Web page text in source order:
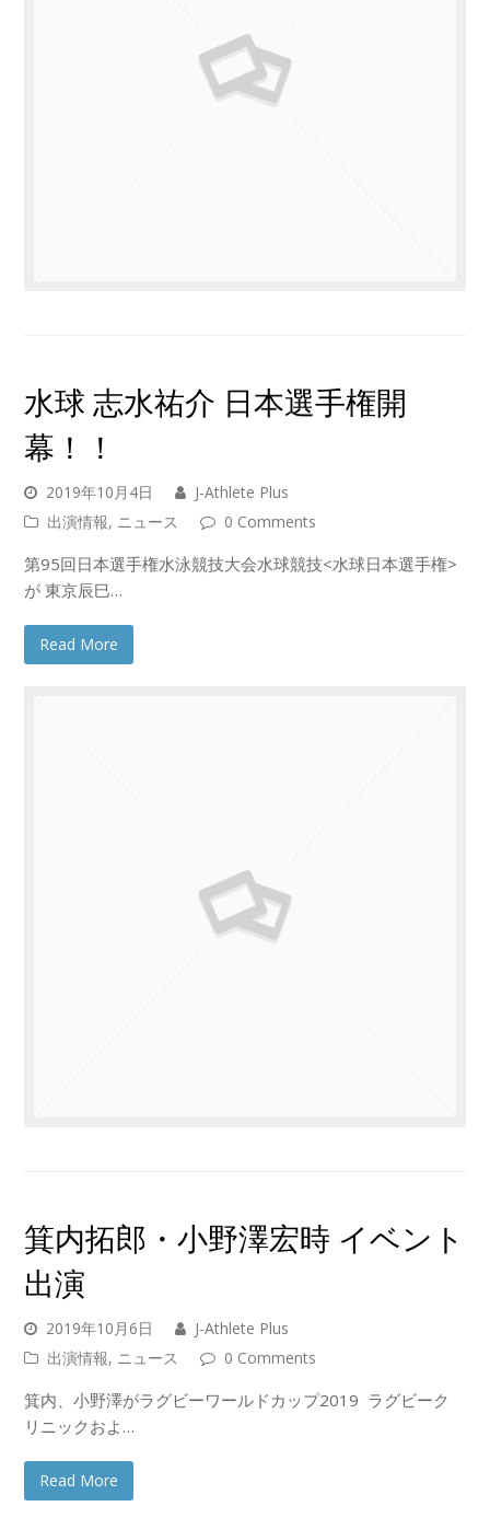
水球 志水祐介 日本選手権開
幕！！
2019年10月4日
J-Athlete Plus
出演情報, ニュース 0 Comments
第95回日本選手権水泳競技大会水球競技<水球日本選手権>
が 東京辰巳…
Read More
箕内拓郎・小野澤宏時 イベント
出演
2019年10月6日
J-Athlete Plus
出演情報, ニュース 0 Comments
箕内、小野澤がラグビーワールドカップ2019 ラグビーク
リニックおよ…
Read More